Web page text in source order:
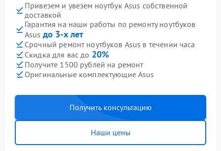
Привезем и увезем ноутбук Asus собственной
доставкой
Гарантия на наши работы по ремонту ноутбуков
Asus до 3-х лет
Срочный ремонт ноутбуков Asus в течении часа
Скидка для вас до 20%
Получите 1500 рублей на ремонт
Оригинальные комплектующие Asus
Получить консультацию
Наши цены